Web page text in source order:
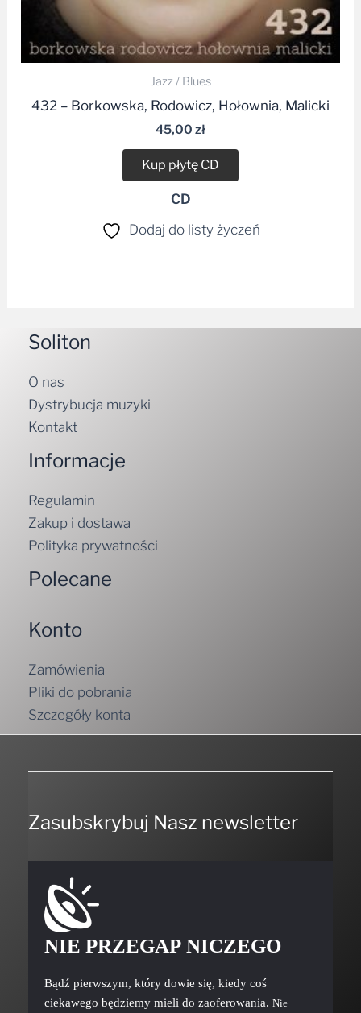
Jazz / Blues
432 – Borkowska, Rodowicz, Hołownia, Malicki
45,00 zł
Kup płytę CD
CD
Dodaj do listy życzeń
Soliton
O nas
Dystrybucja muzyki
Kontakt
Informacje
Regulamin
Zakup i dostawa
Polityka prywatności
Polecane
Konto
Zamówienia
Pliki do pobrania
Szczegóły konta
Zasubskrybuj Nasz newsletter
NIE PRZEGAP NICZEGO
Bądź pierwszym, który dowie się, kiedy coś
ciekawego będziemy mieli do zaoferowania. Nie